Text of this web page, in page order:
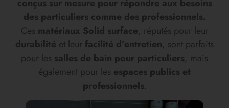
conçus sur mesure pour répondre aux besoins
des particuliers comme des professionnels.
Ces matériaux Solid surface, réputés pour leur
durabilité et leur facilité d’entretien, sont parfaits
pour les salles de bain pour particuliers, mais
également pour les espaces publics et
professionnels.